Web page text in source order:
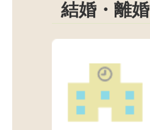
結婚・離婚